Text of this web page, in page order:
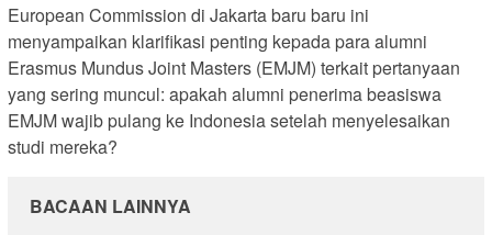
European Commission di Jakarta baru baru ini
menyampaikan klarifikasi penting kepada para alumni
Erasmus Mundus Joint Masters (EMJM) terkait pertanyaan
yang sering muncul: apakah alumni penerima beasiswa
EMJM wajib pulang ke Indonesia setelah menyelesaikan
studi mereka?
BACAAN LAINNYA